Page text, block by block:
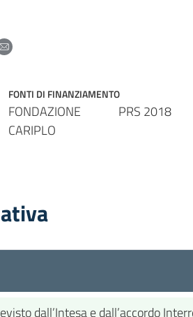
pagina su Facebook
questa pagina su Twitter
questa pagina su Linkedin
FONTI DI FINANZIAMENTO
FONDAZIONE
CARIPLO
PRS 2018
dall’Intesa e dall’accordo